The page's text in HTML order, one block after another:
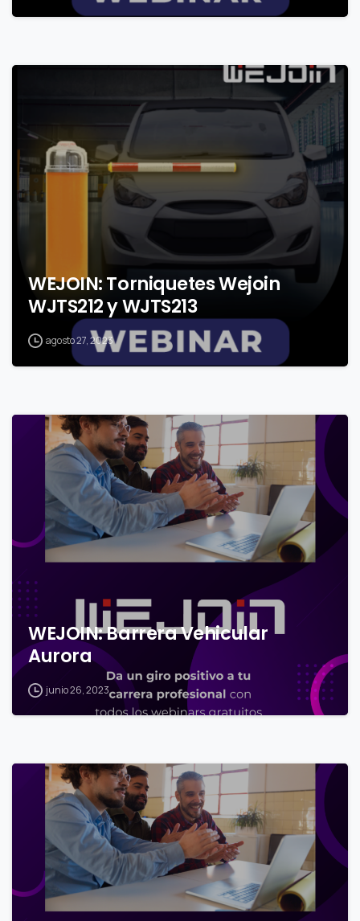
WEJOIN: Torniquetes Wejoin
WJTS212 y WJTS213
agosto 27, 2023
WEJOIN: Barrera Vehicular
Aurora
junio 26, 2023